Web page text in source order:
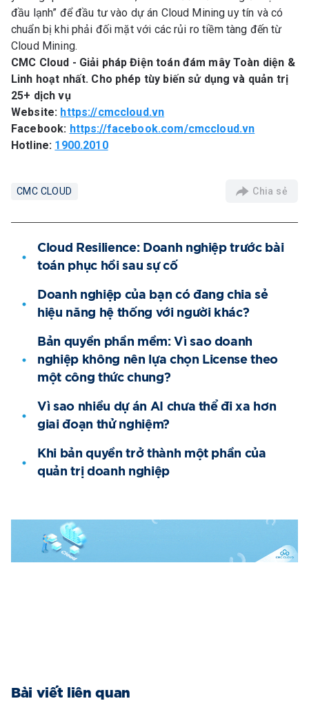
đầu lạnh” để đầu tư vào dự án Cloud Mining uy tín và có
chuẩn bị khi phải đối mặt với các rủi ro tiềm tàng đến từ
Cloud Mining.
CMC Cloud - Giải pháp Điện toán đám mây Toàn diện &
Linh hoạt nhất. Cho phép tùy biến sử dụng và quản trị
25+ dịch vụ
Website: https://cmccloud.vn
Facebook: https://facebook.com/cmccloud.vn
Hotline: 1900.2010
CMC CLOUD Chia sẻ
Cloud Resilience: Doanh nghiệp trước bài
toán phục hồi sau sự cố
Doanh nghiệp của bạn có đang chia sẻ
hiệu năng hệ thống với người khác?
Bản quyền phần mềm: Vì sao doanh
nghiệp không nên lựa chọn License theo
một công thức chung?
Vì sao nhiều dự án AI chưa thể đi xa hơn
giai đoạn thử nghiệm?
Khi bản quyền trở thành một phần của
quản trị doanh nghiệp
Bài viết liên quan